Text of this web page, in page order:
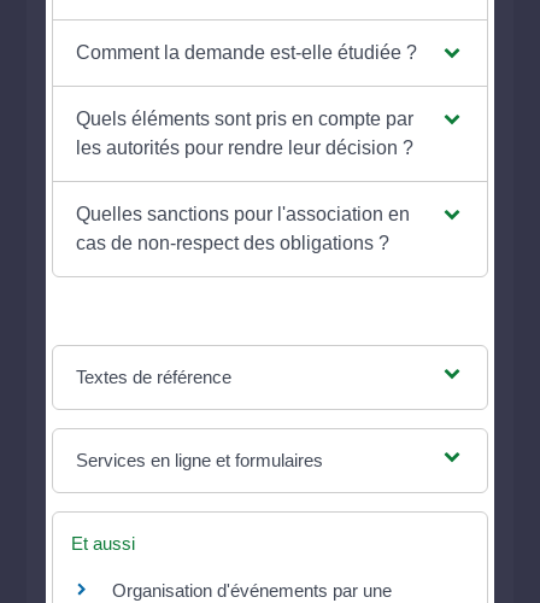
Comment la demande est-elle étudiée ?
Quels éléments sont pris en compte par
les autorités pour rendre leur décision ?
Quelles sanctions pour l'association en
cas de non-respect des obligations ?
Textes de référence
Services en ligne et formulaires
Et aussi
Organisation d'événements par une